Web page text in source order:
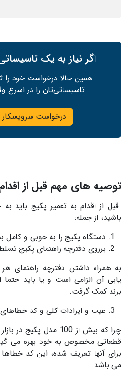
اگر نیاز به یک
همین حالا درخواست خود را
تاسیساتی‌تان را در اسرع
درخواست
توصیه های مهم قبل از
قبل از اقدام به تعمیر پکیج باید
باشید، از جمله:
دستگاه پکیج را به خوبی و کامل
برروی دفترچه راهنمای پکیج
به همراه داشتن دفترچه راهنمای
یابی آن الزامی است و یا باید
برند کمک گرفت.
عیب و ایرادات کلی و کد خطاهای
چرا که بیش از 100 مدل
قطعاتی مخصوص به خود بهره می
برای آنها تعریف شده، این کد
می باشد.